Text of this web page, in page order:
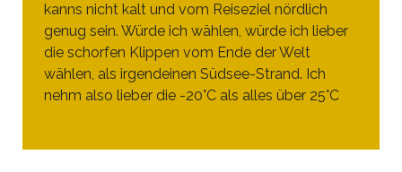
kanns nicht kalt und vom Reiseziel nördlich
genug sein. Würde ich wählen, würde ich lieber
die schorfen Klippen vom Ende der Welt
wählen, als irgendeinen Südsee-Strand. Ich
nehm also lieber die -20°C als alles über 25°C